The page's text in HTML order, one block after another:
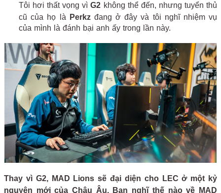
Tôi hơi thất vọng vìG2 không thể đến, nhưng tuyển thủ
cũ của họ là
Perkzđang ở đây và tôi nghĩ nhiệm vụ
của mình là đánh bại anh ấy trong lần này.
Thay vì G2, MAD Lions sẽ đại diện cho LEC ở một kỷ
nguyên mới của Châu Âu. Bạn nghĩ thế nào về MAD